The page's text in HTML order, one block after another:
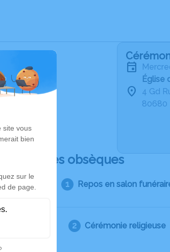
Église
4 Gd
80680
Déroulé des obsèques
Repos en salon
Cérémonie religieuse